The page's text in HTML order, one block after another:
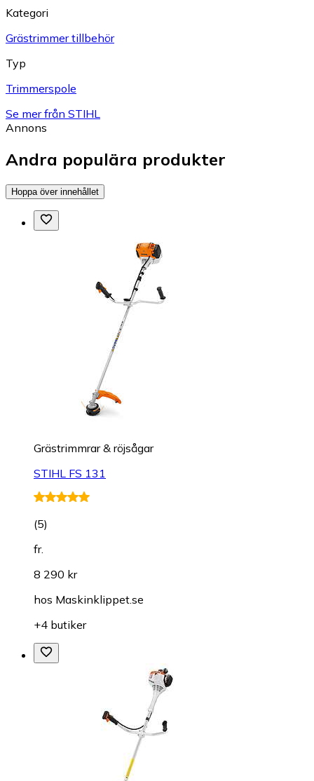
Kategori
Grästrimmer tillbehör
Typ
Trimmerspole
Se mer från STIHL
Annons
Andra populära produkter
Hoppa över innehållet
Grästrimmrar & röjsågar
STIHL FS 131
(5)
fr.
8 290 kr
hos Maskinklippet.se
+4 butiker